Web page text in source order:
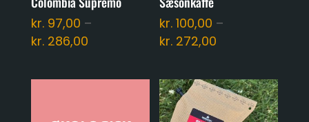
kr.97,00 –
kr.286,00Prisinterval:
til
kr. 100,00 –
kr. 272,00
til
kr. 272,00